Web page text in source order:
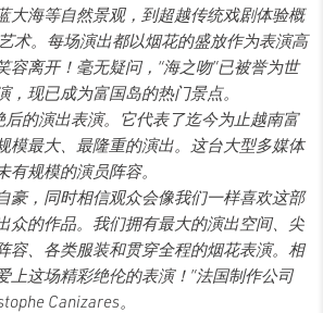
大海等自然景观，到超越传统戏剧体验概
术。每场演出都以烟花的盛放作为表演高
容离开！毫无疑问，“海之吻”已被誉为世
现已成为富国岛的热门景点。
后的演出表演。它代表了迄今为止越南富
模最大、最隆重的演出。这台大型多媒体
规模的演员阵容。
豪，同时相信观众会像我们一样喜欢这部
众的作品。我们拥有最大的演出空间、尖
容、各类服装和贯穿全程的烟花表演。相
上这场精彩绝伦的表演！”法国制作公司
Canizares。